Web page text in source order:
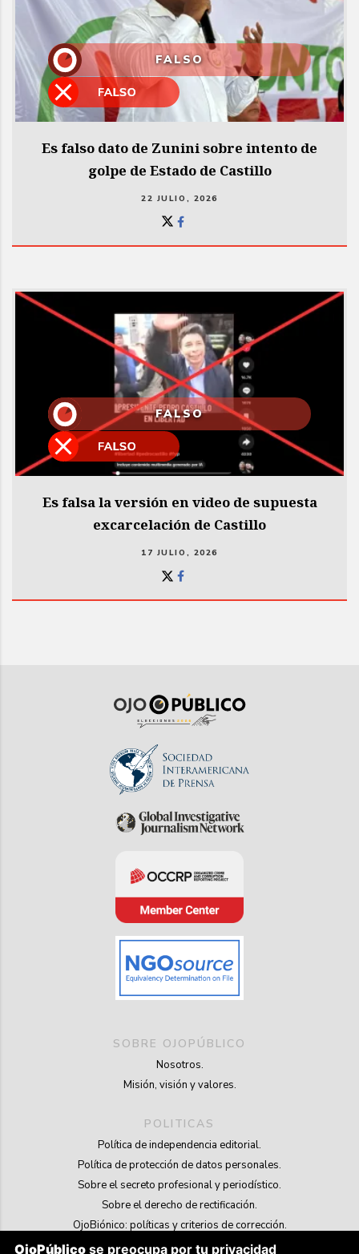
FALSO
Es falso dato de Zunini sobre intento de
golpe de Estado de Castillo
22 JULIO, 2026
FALSO
Es falsa la versión en video de supuesta
excarcelación de Castillo
17 JULIO, 2026
SOBRE OJOPÚBLICO
Nosotros.
Misión, visión y valores.
POLITICAS
Política de independencia editorial.
Política de protección de datos personales.
Sobre el secreto profesional y periodístico.
Sobre el derecho de rectificación.
OjoBiónico: políticas y criterios de corrección.
Sobre libertad de información frente a pedidos de retiro de contenidos.
OjoPúblico se preocupa por tu privacidad